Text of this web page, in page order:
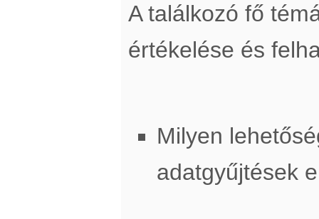
A találkozó fő
értékelése és
Milyen
adatgyűjtések